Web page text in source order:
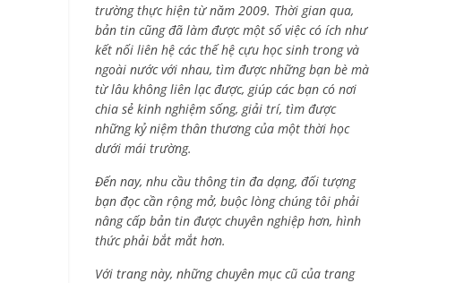
trường thực hiện từ năm 2009. Thời gian qua,
bản tin cũng đã làm được một số việc có ích như
kết nối liên hệ các thế hệ cựu học sinh trong và
ngoài nước với nhau, tìm được những bạn bè mà
từ lâu không liên lạc được, giúp các bạn có nơi
chia sẻ kinh nghiệm sống, giải trí, tìm được
những kỷ niệm thân thương của một thời học
dưới mái trường.
Đến nay, nhu cầu thông tin đa dạng, đối tượng
bạn đọc cần rộng mở, buộc lòng chúng tôi phải
nâng cấp bản tin được chuyên nghiệp hơn, hình
thức phải bắt mắt hơn.
Với trang này, những chuyên mục cũ của trang